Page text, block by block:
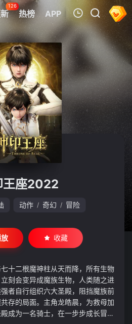
126
热榜 APP
看影片的记录
王座2022
动作 / 奇幻 / 冒险
收藏
十二根魔神柱从天而降，所有生物
刻会变异成魔族生物，人类随之进
者自行组织六大圣殿，阻挡魔族前
存的局面。主角龙皓晨，为救母加
成为一名骑士，在一步步成长冒险